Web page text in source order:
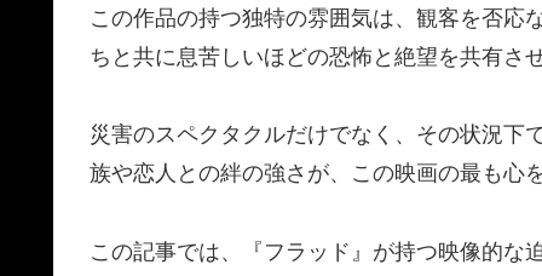
この作品の持つ独特の雰囲気は、観客を否応
ちと共に息苦しいほどの恐怖と絶望を共有さ
災害のスペクタクルだけでなく、その状況下
族や恋人との絆の強さが、この映画の最も心
この記事では、『フラッド』が持つ映像的な